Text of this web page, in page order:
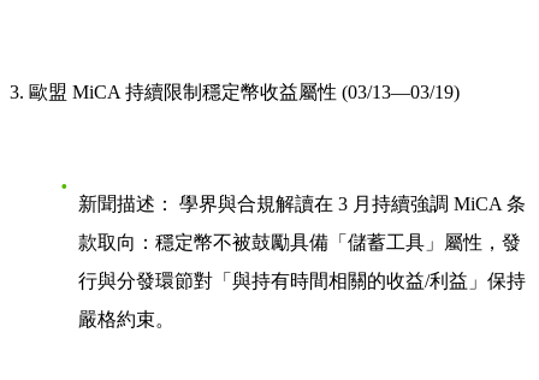
3. 歐盟 MiCA 持續限制穩定幣收益屬性 (03/13—03/19)
新聞描述：
學界與合規解讀在 3 月持續強調 MiCA 条
款取向：穩定幣不被鼓勵具備「儲蓄工具」屬性，發
行與分發環節對「與持有時間相關的收益/利益」保持
嚴格約束。